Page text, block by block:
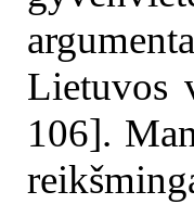
Lietuvos
106].